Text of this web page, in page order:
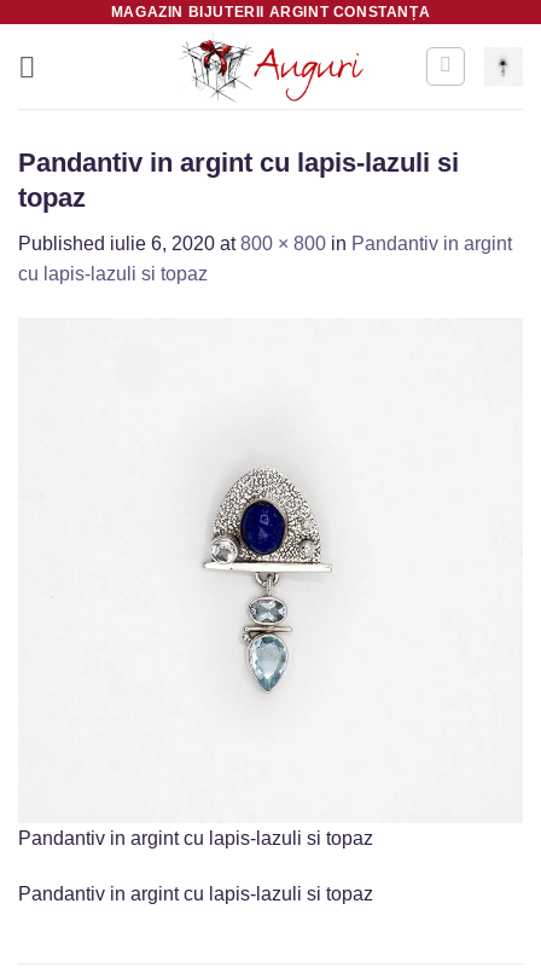
content
MAGAZIN BIJUTERII ARGINT CONSTANȚA
Pandantiv in argint cu lapis-lazuli si
topaz
Published iulie 6, 2020 at800 × 800 in Pandantiv in argint
cu lapis-lazuli si topaz
Pandantiv in argint cu lapis-lazuli si topaz
Pandantiv in argint cu lapis-lazuli si topaz